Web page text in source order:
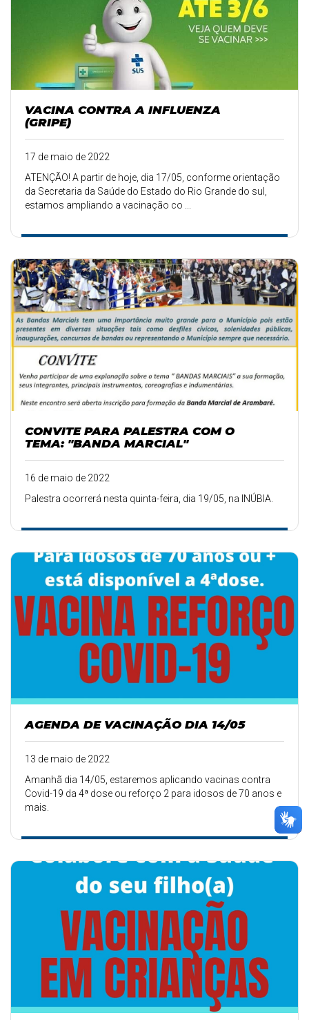
VACINA CONTRA A INFLUENZA
(GRIPE)
17 de maio de 2022
ATENÇÃO! A partir de hoje, dia 17/05, conforme orientação
da Secretaria da Saúde do Estado do Rio Grande do sul,
estamos ampliando a vacinação co ...
CONVITE PARA PALESTRA COM O
TEMA: "BANDA MARCIAL"
16 de maio de 2022
Palestra ocorrerá nesta quinta-feira, dia 19/05, na INÚBIA.
AGENDA DE VACINAÇÃO DIA 14/05
13 de maio de 2022
Amanhã dia 14/05, estaremos aplicando vacinas contra
Covid-19 da 4ª dose ou reforço 2 para idosos de 70 anos e
mais.